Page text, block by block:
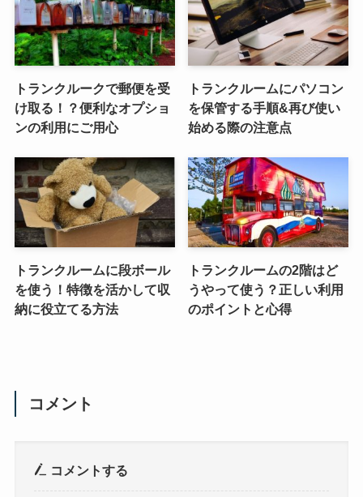
トランクルークで郵便を受
け取る！？便利なオプショ
ンの利用にご用心
トランクルームにパソコン
を保管する手順&再び使い
始める際の注意点
トランクルームに段ボール
を使う！特徴を活かして収
納に役立てる方法
トランクルームの2階はど
うやって使う？正しい利用
のポイントと心得
コメント
コメントする